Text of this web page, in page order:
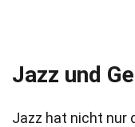
Jazz und
Jazz hat nicht nur